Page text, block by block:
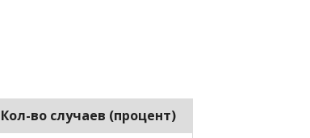
Кол-во случаев (процент)